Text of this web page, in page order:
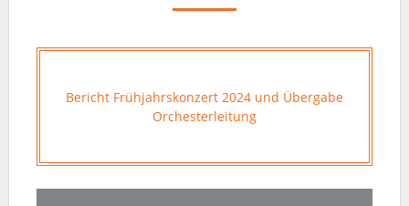
Bericht Frühjahrskonzert 2024 und Übergabe
Orchesterleitung